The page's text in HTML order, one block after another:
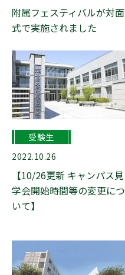
附属フェスティバルが対面
式で実施されました
受験生
2022.10.26
【10/26更新 キャンパス見
学会開始時間等の変更につ
いて】